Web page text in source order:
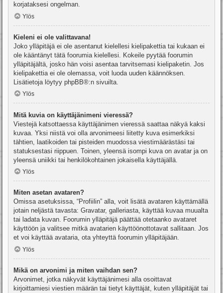
korjataksesi ongelman.
Ylös
Kieleni ei ole valittavana!
Joko ylläpitäjä ei ole asentanut kielellesi kielipakettia tai kukaan ei
ole kääntänyt tätä foorumia kielellesi. Kokeile pyytää foorumin
ylläpitäjältä, josko hän voisi asentaa tarvitsemasi kielipaketin. Jos
kielipakettia ei ole olemassa, voit luoda uuden käännöksen.
Lisätietoja löytyy phpBB®:n sivuilta.
Ylös
Mitä kuvia on käyttäjänimeni vieressä?
Viestejä katsottaessa käyttäjänimen vieressä saattaa näkyä kaksi
kuvaa. Yksi niistä voi olla arvonimeesi liitetty kuva esimerkiksi
tähtien, laatikoiden tai pisteiden muodossa viestimäärästäsi tai
statuksestasi riippuen. Toinen, yleensä isompi kuva on avatar ja on
yleensä uniikki tai henkilökohtainen jokaisella käyttäjällä.
Ylös
Miten asetan avataren?
Omissa asetuksissa, “Profiilin” alla, voit lisätä avataren käyttämällä
jotain neljästä tavasta: Gravatar, galleriasta, käyttää kuvaa muualta
tai ladata kuvan. Foorumin ylläpitäjä päättää otetaanko avataret
käyttöön ja valitsee mitkä avatarien käyttöönottotavat sallitaan. Jos
et voi käyttää avataria, ota yhteyttä foorumin ylläpitäjään.
Ylös
Mikä on arvonimi ja miten vaihdan sen?
Arvonimet, jotka näkyvät käyttäjänimesi alla osoittavat
kirjoittamiesi viestien määrän tai tietyt käyttäjät, kuten ylläpitäjät tai